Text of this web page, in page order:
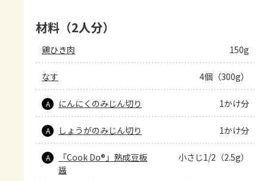
材料（2人分）
鶏ひき肉 150g
なす 4個（300g）
A にんにくのみじん切り 1かけ分
A しょうがのみじん切り 1かけ分
A
「Cook Do®」熟成豆板
醤
小さじ1/2（2.5g）